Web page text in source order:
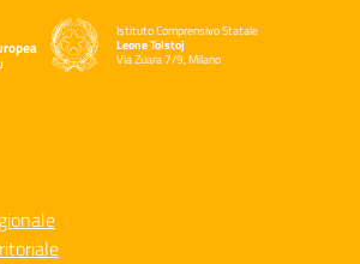
Istituto Comprensivo Statale
Leone Tolstoj
Via Zuara 7/9, Milano
— Visita la pagina iniziale della scuola